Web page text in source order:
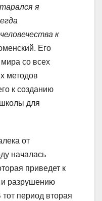
я
к
Его
со всех
методов
к созданию
для
от
началась
приведет к
разрушению
период вторая